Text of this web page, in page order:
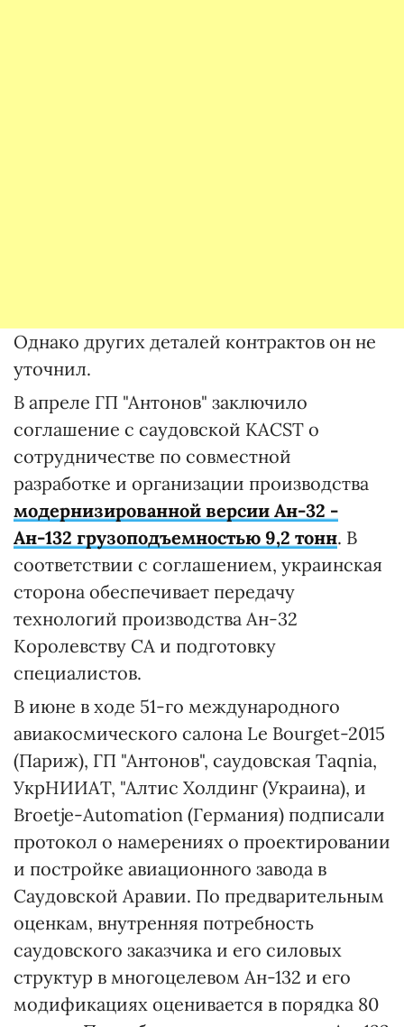
Однако других деталей контрактов он не
уточнил.
В апреле ГП "Антонов" заключило
соглашение с саудовской КACST о
сотрудничестве по совместной
разработке и организации производства
модернизированной версии Ан-32 -
Ан-132 грузоподъемностью 9,2 тонн. В
соответствии с соглашением, украинская
сторона обеспечивает передачу
технологий производства Ан-32
Королевству СА и подготовку
специалистов.
В июне в ходе 51-го международного
авиакосмического салона Le Bourget-2015
(Париж), ГП "Антонов", саудовская Taqnia,
УкрНИИАТ, "Алтис Холдинг (Украина), и
Broetje-Automation (Германия) подписали
протокол о намерениях о проектировании
и постройке авиационного завода в
Саудовской Аравии. По предварительным
оценкам, внутренняя потребность
саудовского заказчика и его силовых
структур в многоцелевом Ан-132 и его
модификациях оценивается в порядка 80